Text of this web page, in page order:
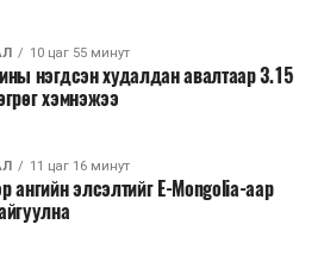
сарын 17–28-ны өдрүүдэд
сургууль, цэцэрлэгт ажлын
бүртгэл болон бусад аливаа
байгуулахгүй болно.
10 цаг 55 минут
нэгдсэн худалдан авалтаар 3.15
хэмнэжээ
11 цаг 16 минут
ангийн элсэлтийг E-Mongolia-аар